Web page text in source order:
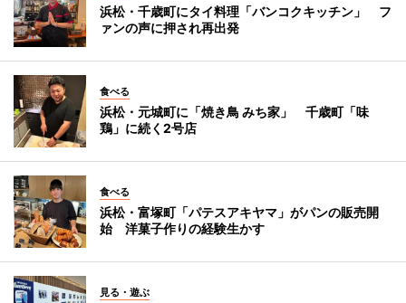
浜松・千歳町にタイ料理「バンコクキッチン」 フ
ァンの声に押され再出発
食べる
浜松・元城町に「焼き鳥 みち家」 千歳町「味
鶏」に続く2号店
食べる
浜松・富塚町「パテスアキヤマ」がパンの販売開
始 洋菓子作りの経験生かす
見る・遊ぶ